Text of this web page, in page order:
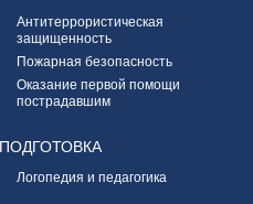
Антитеррористическая
защищенность
Пожарная безопасность
Оказание первой помощи
пострадавшим
Логопедия и педагогика